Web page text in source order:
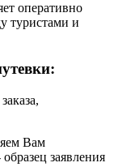
оперативно
туристами и
Вам
заявления